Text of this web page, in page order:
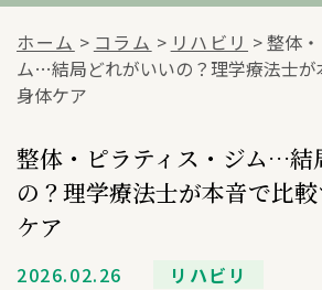
ホーム > コラム > リハビリ >整体
ム…結局どれがいいの？理学療法士が
身体ケア
整体・ピラティス・ジム…結
の？理学療法士が本音で比
ケア
2026.02.26 リハビリ